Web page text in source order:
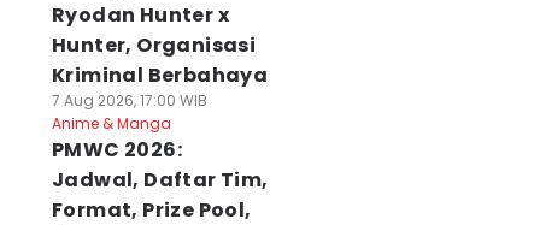
Ryodan Hunter x
Hunter, Organisasi
Kriminal Berbahaya
7 Aug 2026, 17:00 WIB
Anime & Manga
PMWC 2026:
Jadwal, Daftar Tim,
Format, Prize Pool,